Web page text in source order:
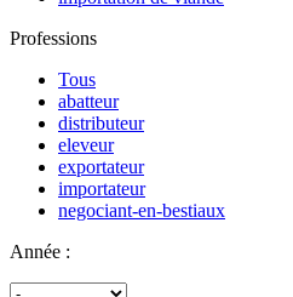
Professions
Tous
abatteur
distributeur
eleveur
exportateur
importateur
negociant-en-bestiaux
Année :